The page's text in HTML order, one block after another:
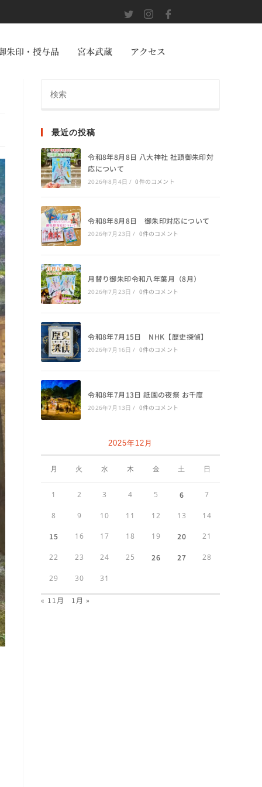
朱印・授与品 宮本武蔵 アクセス
最近の投稿
令和8年8月8日 八大神社 社頭御朱印対
応について
2026年8月4日 / 0件のコメント
令和8年8月8日 御朱印対応について
2026年7月23日 / 0件のコメント
月替り御朱印令和八年葉月（8月）
2026年7月23日 / 0件のコメント
令和8年7月15日 NHK【歴史探偵】
2026年7月16日 / 0件のコメント
令和8年7月13日 祇園の夜祭 お千度
2026年7月13日 / 0件のコメント
2025年12月
月 火 水 木 金 土 日
1 2 3 4 5 6 7
8 9 10 11 12 13 14
15 16 17 18 19 20 21
22 23 24 25 26 27 28
29 30 31
« 11月 1月 »